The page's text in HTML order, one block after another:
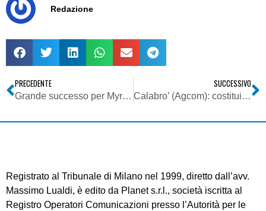
Redazione
PRECEDENTE
Grande successo per Myradio, la web radio di Finelco: 1000 file uploadati in poco meno di un mese
SUCCESSIVO
Calabro’ (Agcom): costituire immediatamente la Commissione di vigilanza Rai
Registrato al Tribunale di Milano nel 1999, diretto dall’avv.
Massimo Lualdi, è edito da Planet s.r.l., società iscritta al
Registro Operatori Comunicazioni presso l’Autorità per le